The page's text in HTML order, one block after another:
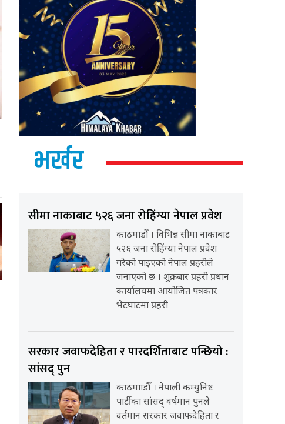
भर्खर
सीमा नाकाबाट ५२६ जना रोहिंग्या नेपाल प्रवेश
काठमाडौँ । विभिन्न सीमा नाकाबाट
५२६ जना रोहिंग्या नेपाल प्रवेश
गरेको पाइएको नेपाल प्रहरीले
जनाएको छ । शुक्रबार प्रहरी प्रधान
कार्यालयमा आयोजित पत्रकार
भेटघाटमा प्रहरी
सरकार जवाफदेहिता र पारदर्शिताबाट पन्छियो :
सांसद् पुन
काठमााडौँ । नेपाली कम्युनिष्ट
पार्टीका सांसद् वर्षमान पुनले
वर्तमान सरकार जवाफदेहिता र